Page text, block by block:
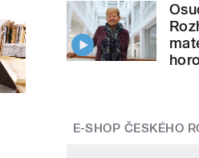
E-SHOP ČESKÉHO